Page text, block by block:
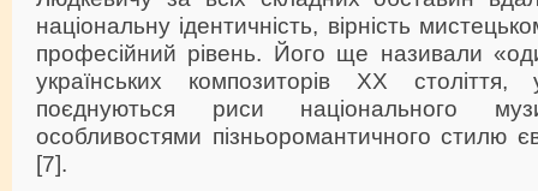
національну ідентичність, вірність
професійний рівень. Його ще називали
українських композиторів ХХ століття,
поєднуються риси національного
особливостями пізньоромантичного стилю
[7].